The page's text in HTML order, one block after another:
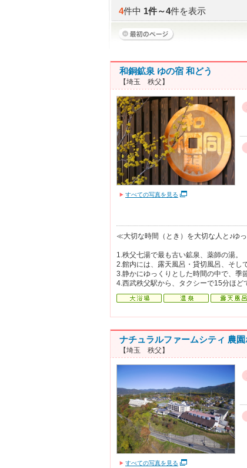
4件中1件～4件を表示
和銅鉱泉 ゆの宿 和どう
【埼玉 秩父】
すべての写真を見る
≪大切な時間（とき）を大切な人と♪ゆ
1.秩父七湯で最も古い鉱泉、薬師の湯。
2.館内には、露天風呂・貸切風呂、そし
3.静かにゆっくりとした時間の中で、季
4.西武秩父駅から、タクシーで15分ほど
ナチュラルファームシティ 農
【埼玉 秩父】
すべての写真を見る